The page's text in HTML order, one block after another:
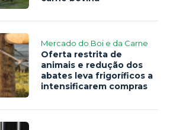
Mercado do Boi e da Carne
Oferta restrita de
animais e redução dos
abates leva frigoríficos a
intensificarem compras